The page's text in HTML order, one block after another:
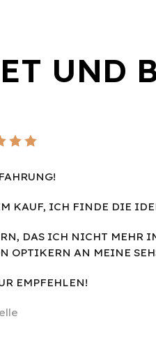
UND
KAUF, ICH FINDE DIE
DAS ICH NICHT MEHR
OPTIKERN AN MEINE
EMPFEHLEN!